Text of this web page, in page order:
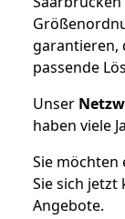
garantieren,
passende
Unser
haben viele
Sie möchten
Sie sich
Angebote.